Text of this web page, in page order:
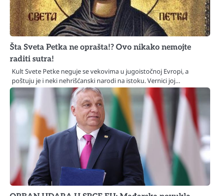
Šta Sveta Petka ne oprašta!? Ovo nikako nemojte
raditi sutra!
Kult Svete Petke neguje se vekovima u jugoistočnoj Evropi, a
poštuju je i neki nehrišćanski narodi na istoku. Vernici joj…